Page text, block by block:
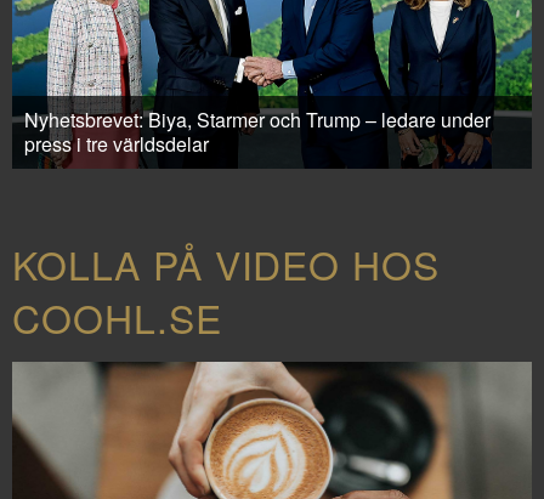
Nyhetsbrevet: Biya, Starmer och Trump – ledare under
press i tre världsdelar
KOLLA PÅ VIDEO HOS
COOHL.SE